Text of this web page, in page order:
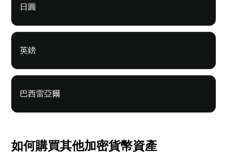
日圓
英鎊
巴西雷亞爾
如何購買其他加密貨幣資產